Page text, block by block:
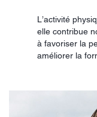
L’activité
elle contribue
à favoriser la
améliorer la